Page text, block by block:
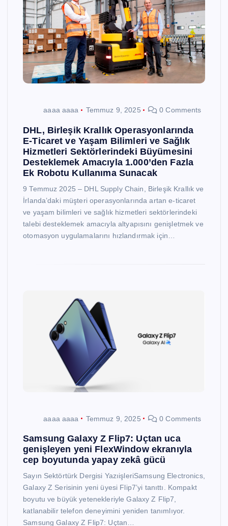
aaaa aaaa Temmuz 9, 2025 0 Comments
DHL, Birleşik Krallık Operasyonlarında
E-Ticaret ve Yaşam Bilimleri ve Sağlık
Hizmetleri Sektörlerindeki Büyümesini
Desteklemek Amacıyla 1.000’den Fazla
Ek Robotu Kullanıma Sunacak
9 Temmuz 2025 – DHL Supply Chain, Birleşik Krallık ve
İrlanda’daki müşteri operasyonlarında artan e-ticaret
ve yaşam bilimleri ve sağlık hizmetleri sektörlerindeki
talebi desteklemek amacıyla altyapısını genişletmek ve
otomasyon uygulamalarını hızlandırmak için…
aaaa aaaa Temmuz 9, 2025 0 Comments
Samsung Galaxy Z Flip7: Uçtan uca
genişleyen yeni FlexWindow ekranıyla
cep boyutunda yapay zekâ gücü
Sayın Sektörtürk Dergisi YazıişleriSamsung Electronics,
Galaxy Z Serisinin yeni üyesi Flip7’yi tanıttı. Kompakt
boyutu ve büyük yetenekleriyle Galaxy Z Flip7,
katlanabilir telefon deneyimini yeniden tanımlıyor.
Samsung Galaxy Z Flip7: Uçtan…